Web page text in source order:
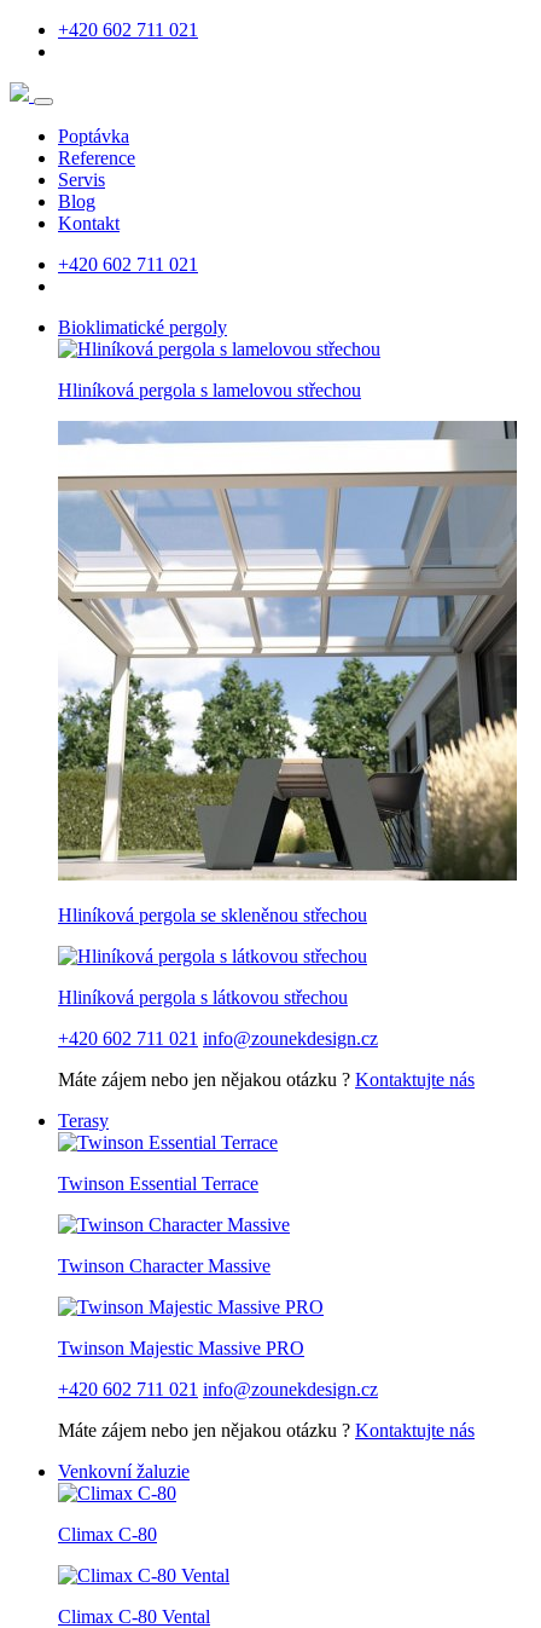
+420 602 711 021
Poptávka
Reference
Servis
Blog
Kontakt
+420 602 711 021
Bioklimatické pergoly
Hliníková pergola s lamelovou střechou
Hliníková pergola se skleněnou střechou
Hliníková pergola s látkovou střechou
+420 602 711 021 info@zounekdesign.cz
Máte zájem nebo jen nějakou otázku ? Kontaktujte nás
Terasy
Twinson Essential Terrace
Twinson Character Massive
Twinson Majestic Massive PRO
+420 602 711 021 info@zounekdesign.cz
Máte zájem nebo jen nějakou otázku ? Kontaktujte nás
Venkovní žaluzie
Climax C-80
Climax C-80 Vental